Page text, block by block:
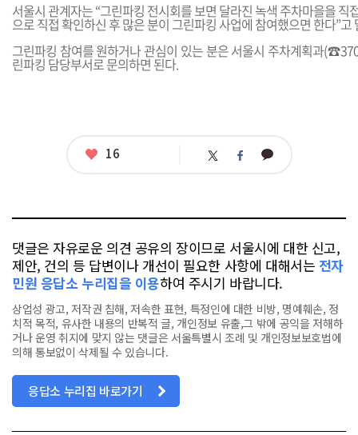
서울시 관계자는 “그린파킹 전시회를 보면 달라진 녹색 주차마을을 직
으로 직접 확인하신 후 많은 분이 그린파킹 사업에 참여했으면 한다”고
그린파킹 참여를 원하거나 관심이 있는 분은 서울시 주차계획과
린파킹 담당부서로 문의하면 된다.
좋
16 트 페 카
댓글은 자유로운 의견 공유의 장이므로 서울시에 대한 신고,
제안, 건의 등 답변이나 개선이 필요한 사항에 대해서는 전자
민원 응답소 누리집을 이용하여 주시기 바랍니다.
상업성 광고, 저작권 침해, 저속한 표현, 특정인에 대한 비방, 명예훼손, 정
치적 목적, 유사한 내용의 반복적 글, 개인정보 유출,그 밖에 공익을 저해하
거나 운영 취지에 맞지 않는 댓글은 서울특별시 조례 및 개인정보보호법에
의해 통보없이 삭제될 수 있습니다.
응답소 누리집 바로가기